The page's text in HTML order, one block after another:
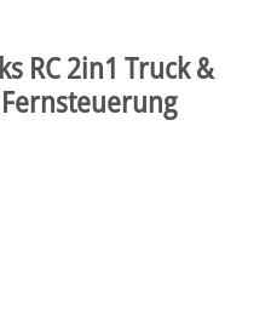
RC 2in1 Truck &